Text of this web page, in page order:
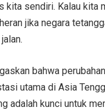
kita sendiri. Kalau kita
jika negara
bahwa
utama di Asia
adalah kunci untuk